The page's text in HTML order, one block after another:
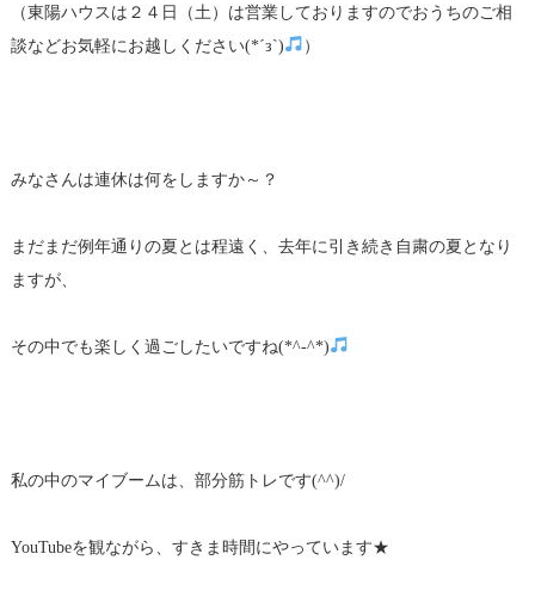
（東陽ハウスは２４日（土）は営業しておりますのでおうちのご相
談などお気軽にお越しください(*´з`)
）
みなさんは連休は何をしますか～？
まだまだ例年通りの夏とは程遠く、去年に引き続き自粛の夏となり
ますが、
その中でも楽しく過ごしたいですね(*^-^*)
私の中のマイブームは、部分筋トレです(^^)/
YouTubeを観ながら、すきま時間にやっています★